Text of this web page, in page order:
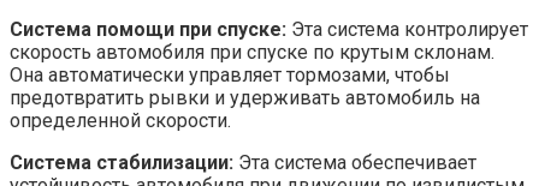
Система помощи при спуске: Эта система контролирует
скорость автомобиля при спуске по крутым склонам.
Она автоматически управляет тормозами, чтобы
предотвратить рывки и удерживать автомобиль на
определенной скорости.
Система стабилизации: Эта система обеспечивает